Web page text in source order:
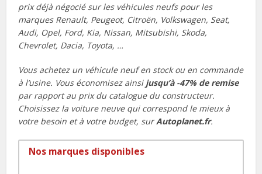
prix déjà négocié sur les véhicules neufs pour les
marques Renault, Peugeot, Citroën, Volkswagen, Seat,
Audi, Opel, Ford, Kia, Nissan, Mitsubishi, Skoda,
Chevrolet, Dacia, Toyota, …
Vous achetez un véhicule neuf en stock ou en commande
à l’usine. Vous économisez ainsi jusqu’à -47% de remise
par rapport au prix du catalogue du constructeur.
Choisissez la voiture neuve qui correspond le mieux à
votre besoin et à votre budget, surAutoplanet.fr.
Nos marques disponibles